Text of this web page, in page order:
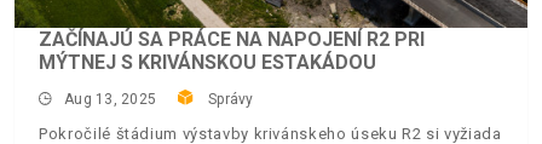
ZAČÍNAJÚ SA PRÁCE NA NAPOJENÍ R2 PRI
MÝTNEJ S KRIVÁNSKOU ESTAKÁDOU
Aug 13, 2025 Správy
Pokročilé štádium výstavby krivánskeho úseku R2 si vyžiada